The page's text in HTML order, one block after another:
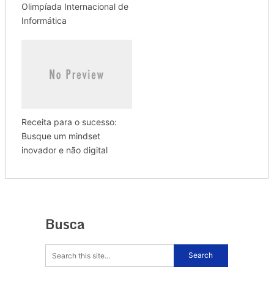
Olimpíada Internacional de
Informática
Receita para o sucesso:
Busque um mindset
inovador e não digital
Busca